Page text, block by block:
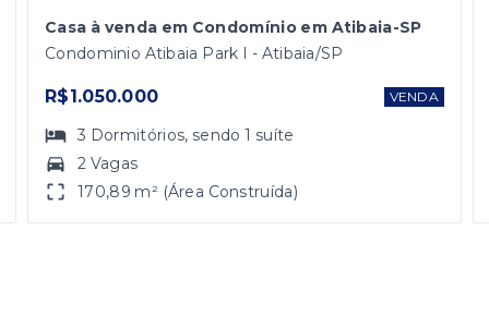
Casa à venda em Condomínio em Atibaia-SP
Condominio Atibaia Park I - Atibaia/SP
R$1.050.000 VENDA
3 Dormitórios, sendo1 suíte
2 Vagas
170,89 m² (Área Construída)